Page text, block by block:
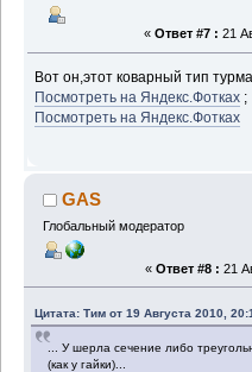
« Ответ #7 : 21
Вот он,этот коварный тип
Посмотреть на Яндекс.Фотках ;
Посмотреть на Яндекс.Фотках
GAS
Глобальный модератор
« Ответ #8 : 21
Цитата: Тим от 19 Августа 2010,
... У шерла сечение либо
(как у гайки)...